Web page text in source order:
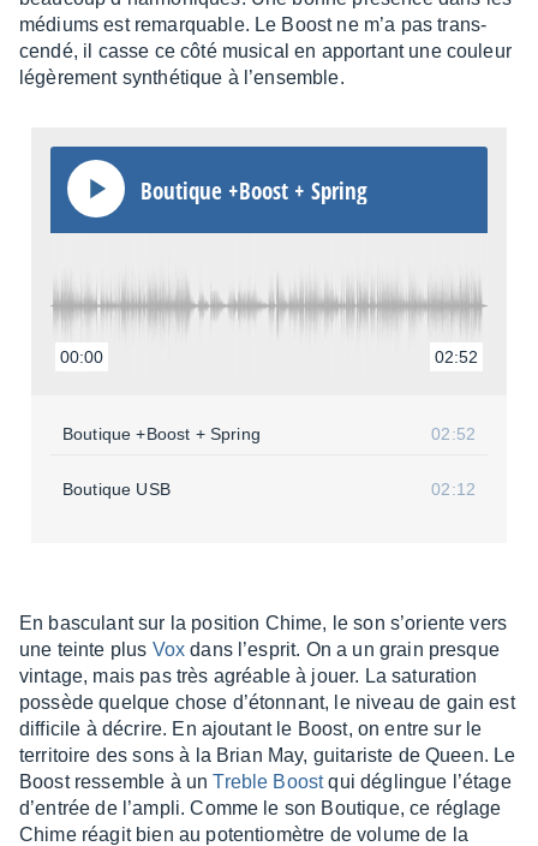
médiums est remarquable. Le Boost ne m’a pas trans­
cendé, il casse ce côté musi­cal en appor­tant une couleur
légè­re­ment synthé­tique à l’en­semble.
Boutique +Boost + Spring
00:00 02:52
Boutique +Boost + Spring 02:52
Boutique USB 02:12
En bascu­lant sur la posi­tion Chime, le son s’oriente vers
une teinte plus Vox dans l’es­prit. On a un grain presque
vintage, mais pas très agréable à jouer. La satu­ra­tion
possède quelque chose d’éton­nant, le niveau de gain est
diffi­cile à décrire. En ajou­tant le Boost, on entre sur le
terri­toire des sons à la Brian May, guita­riste de Queen. Le
Boost ressemble à unTreble Boostqui déglingue l’étage
d’en­trée de l’am­pli. Comme le son Boutique, ce réglage
Chime réagit bien au poten­tio­mètre de volume de la